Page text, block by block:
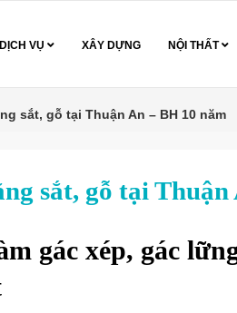
DỊCH VỤ XÂY DỰNG NỘI THẤT
sắt, gỗ tại Thuận An – BH 10 năm
sắt, gỗ tại Thuận
gác xép, gác